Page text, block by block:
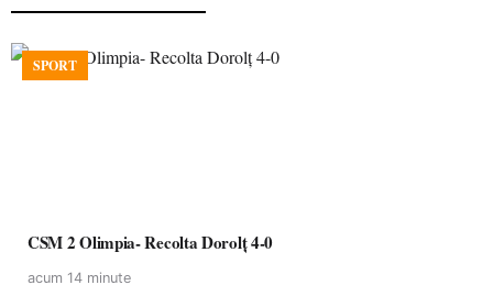
SPORT
CSM 2 Olimpia- Recolta Dorolț 4-0
acum 14 minute